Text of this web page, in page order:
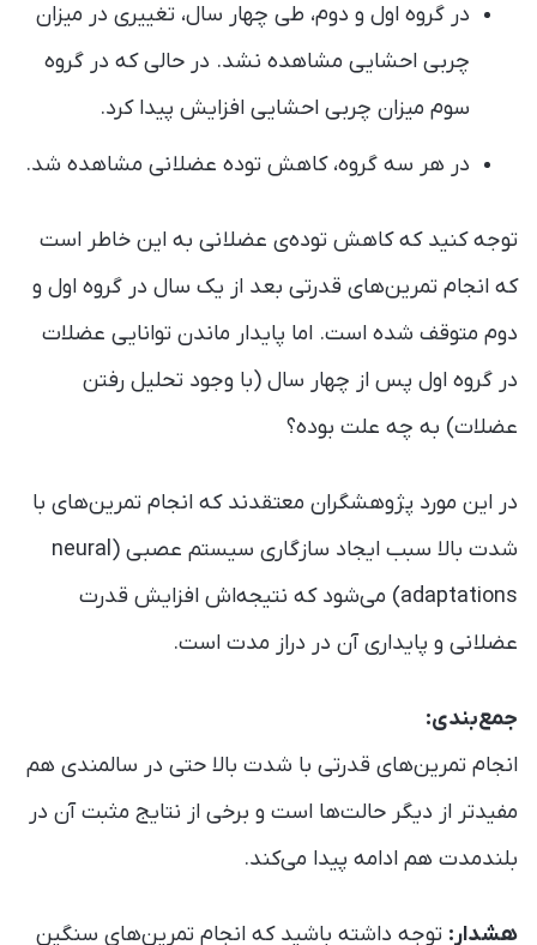
در گروه اول و دوم، طی چهار سال، تغییری در میزان
چربی احشایی مشاهده نشد. در حالی که در گروه
سوم میزان چربی احشایی افزایش پیدا کرد.
در هر سه گروه، کاهش توده‌ عضلانی مشاهده شد.
توجه کنید که کاهش توده‌ی عضلانی به این خاطر است
که انجام تمرین‌های قدرتی بعد از یک سال در گروه اول و
دوم متوقف شده است. اما پایدار ماندن توانایی عضلات
در گروه اول پس از چهار سال (با وجود تحلیل رفتن
عضلات) به چه علت بوده؟
در این مورد پژوهشگران معتقدند که انجام تمرین‌های با
شدت بالا سبب ایجاد سازگاری سیستم عصبی (neural
adaptations) می‌شود که نتیجه‌اش افزایش قدرت
عضلانی و پایداری آن در دراز مدت است.
جمع‌بندی:
انجام تمرین‌های قدرتی با شدت بالا حتی در سالمندی هم
مفید‌تر از دیگر حالت‌ها است و برخی از نتایج مثبت آن در
بلندمدت هم ادامه پیدا می‌کند.
هشدار: توجه داشته باشید که انجام تمرین‌های سنگین